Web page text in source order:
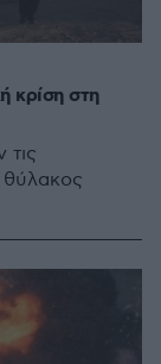
κρίση στη
τις
θύλακος